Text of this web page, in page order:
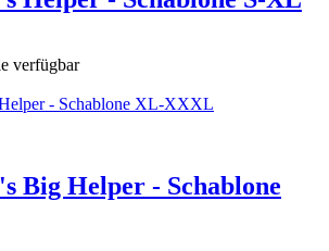
verfügbar
Big Helper - Schablone